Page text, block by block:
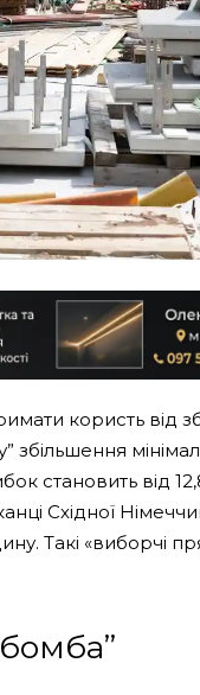
користь від
збільшення
становить від
Східної
Такі «виборчі